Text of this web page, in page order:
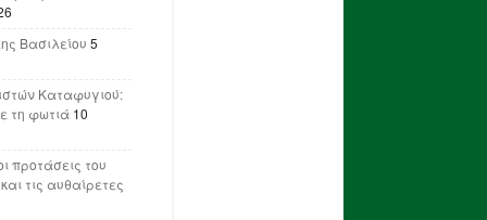
Βασιλείου 5
Καταφυγιού:
τη φωτιά 10
προτάσεις του
τις αυθαίρετες